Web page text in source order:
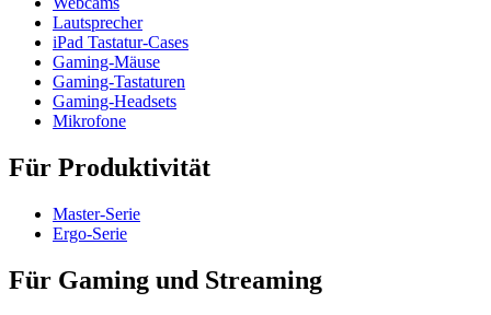
Lautsprecher
iPad Tastatur-Cases
Gaming-Mäuse
Gaming-Tastaturen
Gaming-Headsets
Mikrofone
Für Produktivität
Master-Serie
Ergo-Serie
Für Gaming und Streaming